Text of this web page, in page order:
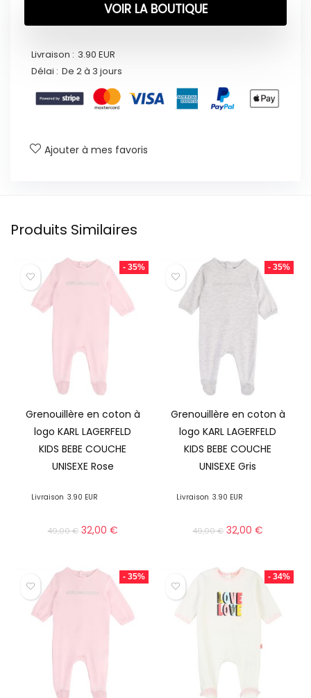
VOIR LA BOUTIQUE
Livraison : 3.90 EUR
Délai : De 2 à 3 jours
Ajouter à mes favoris
Produits Similaires
- 35%
Grenouillère en coton à
logo KARL LAGERFELD
KIDS BEBE COUCHE
UNISEXE Rose
Livraison 3.90 EUR
49,00€ 32,00€
- 35%
Grenouillère en coton à
logo KARL LAGERFELD
KIDS BEBE COUCHE
UNISEXE Gris
Livraison 3.90 EUR
49,00€ 32,00€
- 35% - 34%